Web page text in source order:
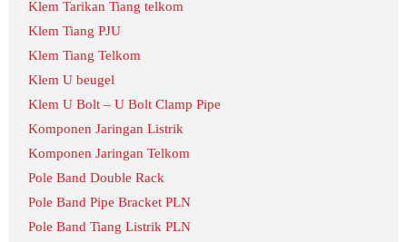
Klem Tarikan Tiang telkom
Klem Tiang PJU
Klem Tiang Telkom
Klem U beugel
Klem U Bolt – U Bolt Clamp Pipe
Komponen Jaringan Listrik
Komponen Jaringan Telkom
Pole Band Double Rack
Pole Band Pipe Bracket PLN
Pole Band Tiang Listrik PLN